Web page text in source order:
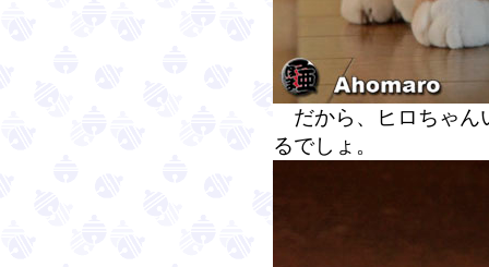
だから、ヒロちゃん
るでしょ。